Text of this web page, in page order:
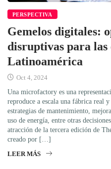
PERSPECTIVA
Gemelos digitales:
disruptivas para las
Latinoamérica
Oct 4, 2024
Una microfactory es una
reproduce a escala una fábrica real
estrategias de mantenimiento,
uso de energía, entre otras
atracción de la tercera edición de
creado por […]
LEER MÁS